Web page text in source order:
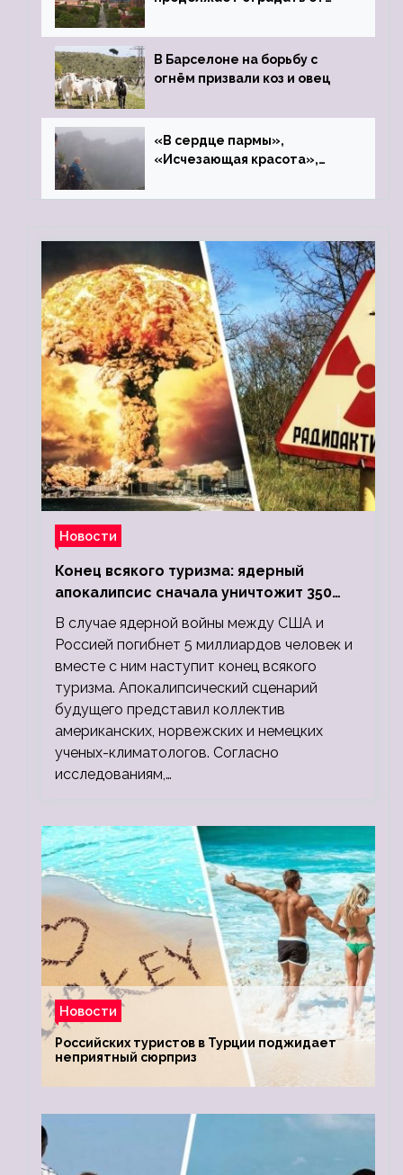
В Барселоне на борьбу с
огнём призвали коз и овец
«В сердце пармы»,
«Исчезающая красота»,
Новости
Конец всякого туризма: ядерный
апокалипсис сначала уничтожит 350
миллионов, а потом 5 миллиардов
людей
В случае ядерной войны между США и
Россией погибнет 5 миллиардов человек и
вместе с ним наступит конец всякого
туризма. Апокалипсический сценарий
будущего представил коллектив
американских, норвежских и немецких
ученых-климатологов. Согласно
исследованиям,…
Новости
Российских туристов в Турции поджидает
неприятный сюрприз